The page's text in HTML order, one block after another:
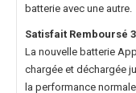
batterie avec une autre.
Satisfait Remboursé
La nouvelle batterie
chargée et déchargée
la performance